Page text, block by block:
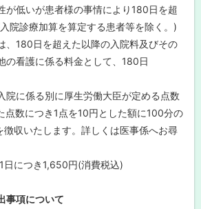
低いが患者様の事情により180日を超
院診療加算を算定する患者等を除く。)
、180日を超えた以降の入院料及びその
の看護に係る料金として、180日
に係る別に厚生労働大臣が定める点数
点数につき1点を10円とした額に100分の
収いたします。詳しくは医事係へお尋
につき1,650円(消費税込)
事項について